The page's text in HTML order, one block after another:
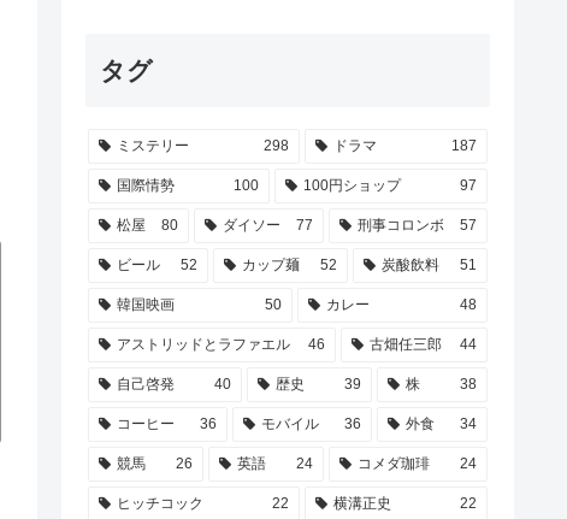
タグ
ミステリー 298 ドラマ 187
国際情勢 100 100円ショップ 97
松屋 80 ダイソー 77 刑事コロンボ 57
ビール 52 カップ麺 52 炭酸飲料 51
韓国映画 50 カレー 48
アストリッドとラファエル 46 古畑任三郎 44
自己啓発 40 歴史 39 株 38
コーヒー 36 モバイル 36 外食 34
競馬 26 英語 24 コメダ珈琲 24
ヒッチコック 22 横溝正史 22